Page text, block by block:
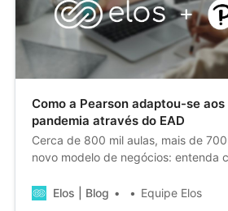
Como a Pearson adaptou-se
pandemia através do EAD
Cerca de 800 mil aulas, mais de
novo modelo de negócios: entenda
funcionamento durante o
Elos | Blog Equipe Elos